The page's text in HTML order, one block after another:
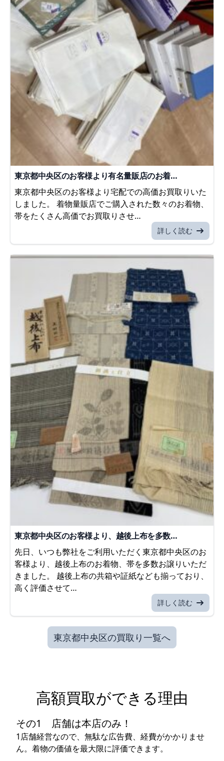
東京都中央区のお客様より有名量販店のお着…
東京都中央区のお客様より宅配での高価お買取りいた
しました。 着物量販店でご購入された数々のお着物、
帯をたくさん高価でお買取りさせ…
詳しく読む
東京都中央区のお客様より、越後上布を多数…
先日、いつも弊社をご利用いただく東京都中央区のお
客様より、越後上布のお着物、帯を多数お譲りいただ
きました。 越後上布の共箱や証紙なども揃っており、
高く評価させて…
詳しく読む
東京都中央区の買取り一覧へ
高額買取ができる理由
その1 店舗は本店のみ！
1店舗経営なので、無駄な広告費、経費がかかりませ
ん。着物の価値を最大限に評価できます。